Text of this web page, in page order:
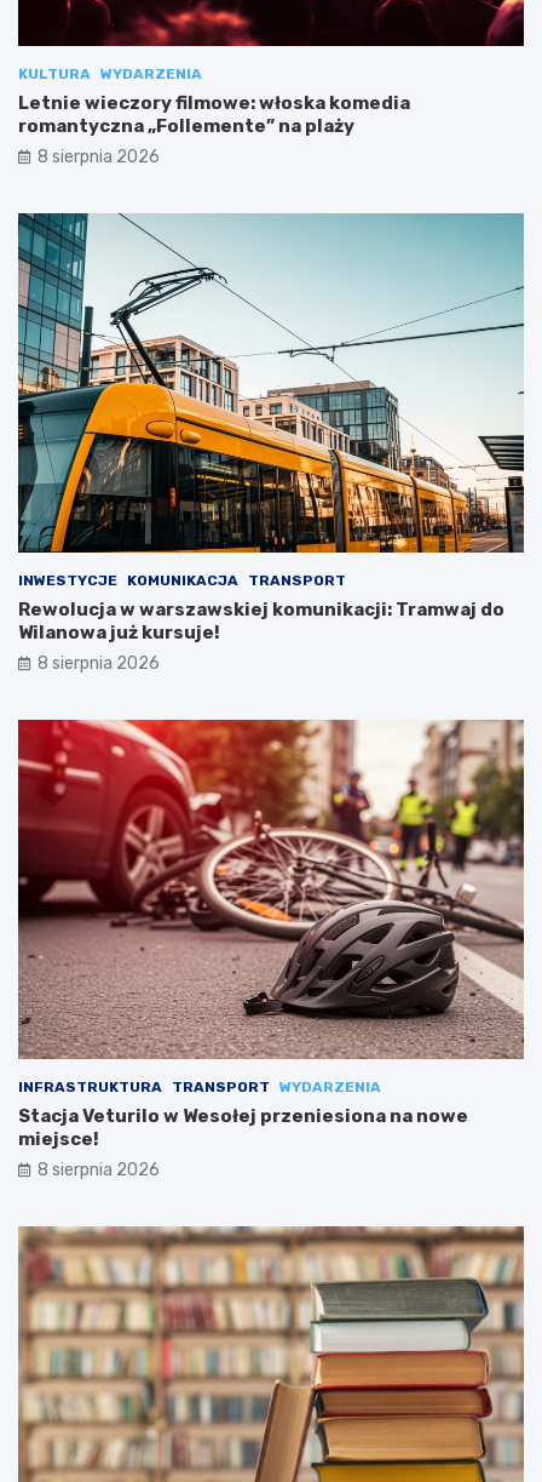
KULTURA WYDARZENIA
Letnie wieczory filmowe: włoska komedia
romantyczna „Follemente” na plaży
8 sierpnia 2026
INWESTYCJE KOMUNIKACJA TRANSPORT
Rewolucja w warszawskiej komunikacji: Tramwaj do
Wilanowa już kursuje!
8 sierpnia 2026
INFRASTRUKTURA TRANSPORT WYDARZENIA
Stacja Veturilo w Wesołej przeniesiona na nowe
miejsce!
8 sierpnia 2026